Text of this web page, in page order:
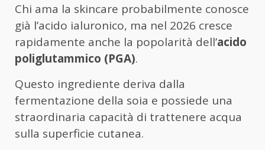
Chi ama la skincare probabilmente conosce
già l’acido ialuronico, ma nel 2026 cresce
rapidamente anche la popolarità dell’acido
poliglutammico (PGA).
Questo ingrediente deriva dalla
fermentazione della soia e possiede una
straordinaria capacità di trattenere acqua
sulla superficie cutanea.